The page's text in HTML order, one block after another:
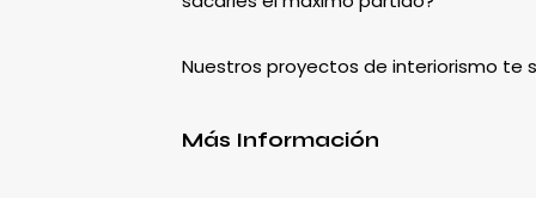
Nuestros proyectos de interiorismo te
Más Información